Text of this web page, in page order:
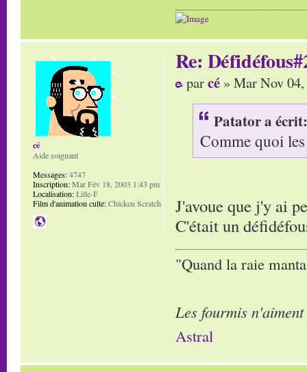
Re:
parcé » Mar Nov
Patator a écrit:
Comme quoi
J'avoue que j'y ai
C'était un
"Quand la raie
Les fourmis
Astral
cé
Aide soignant
Messages:4747
Inscription:Mar Fév 18, 2003 1:43 pm
Localisation:Lille-F
Film d'animation culte:Chicken Scratch